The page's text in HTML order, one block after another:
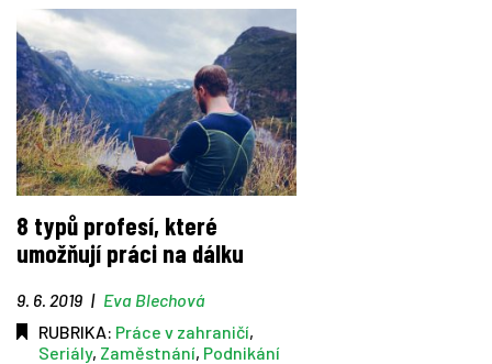
8 typů profesí, které
umožňují práci na dálku
9. 6. 2019 | Eva Blechová
RUBRIKA: Práce v zahraničí,
Seriály, Zaměstnání, Podnikání